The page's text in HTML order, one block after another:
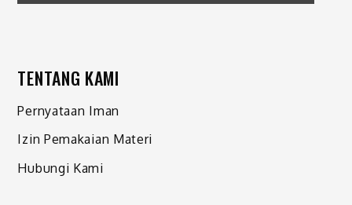
TENTANG KAMI
Pernyataan Iman
Izin Pemakaian Materi
Hubungi Kami